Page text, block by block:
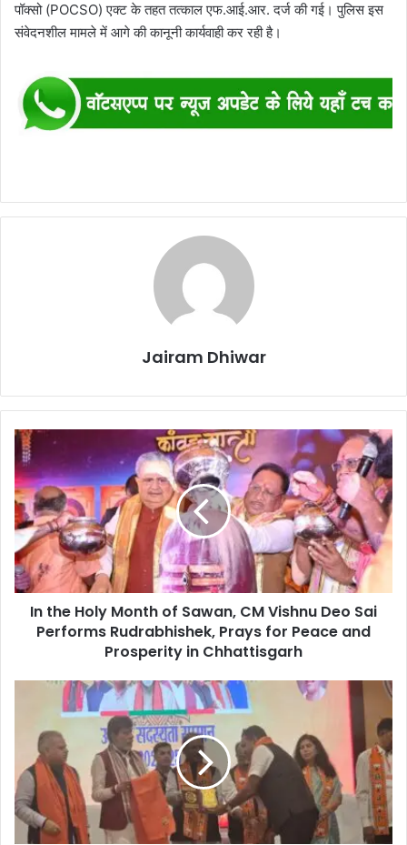
पॉक्सो (POCSO) एक्ट के तहत तत्काल एफ.आई.आर. दर्ज की गई। पुलिस इस
संवेदनशील मामले में आगे की कानूनी कार्यवाही कर रही है।
Jairam Dhiwar
In
the
Holy
Month
of
Sawan,
CM
Vishnu
Deo
Performs
Prosperity
Chhattisgarh
In the Holy Month of Sawan, CM Vishnu Deo Sai
Performs Rudrabhishek, Prays for Peace and
Prosperity in Chhattisgarh
‘सदस्यता
श्री’
सम्मान
से
नवाजा
गया,